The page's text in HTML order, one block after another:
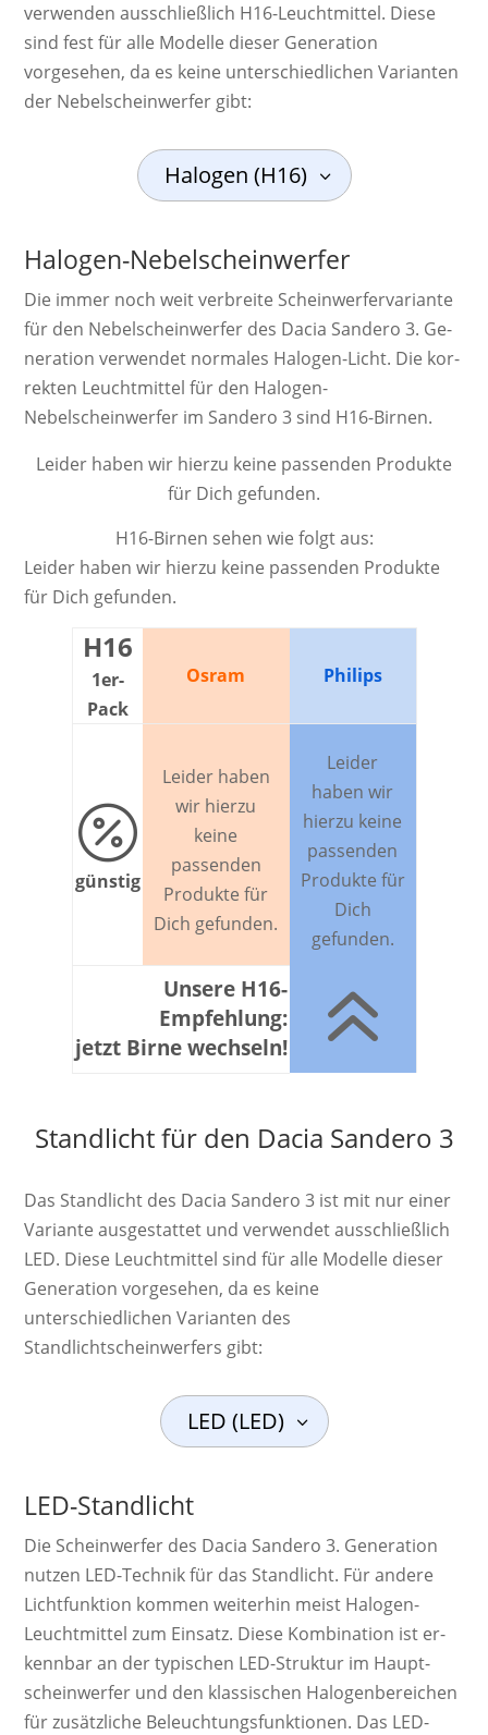
verwenden ausschließlich H16-Leuchtmittel. Diese
sind fest für alle Modelle dieser Generation
vorgesehen, da es keine unterschiedlichen Varianten
der Nebelscheinwerfer gibt:
Halogen (H16)
Halogen-Nebelscheinwerfer
Die immer noch weit ver­breite Schein­werf­er­va­ri­ante
für den Nebelscheinwerfer des Dacia Sandero 3. Ge­
ne­ra­ti­on ver­wendet nor­ma­les Ha­lo­gen-Licht. Die kor­
rek­ten Leucht­mittel für den Halogen-
Nebelscheinwerfer im Sandero 3 sind H16-Birnen.
Leider haben wir hierzu keine passenden Produkte
für Dich gefunden.
H16-Birnen sehen wie folgt aus:
Leider haben wir hierzu keine passenden Produkte
für Dich gefunden.
H16
1er-
Pack
Osram Philips

günstig
Leider haben
wir hierzu
keine
passenden
Produkte für
Dich gefunden.
Leider
haben wir
hierzu keine
passenden
Produkte für
Dich
gefunden.
Unsere H16-
Empfehlung:
jetzt Birne wechseln!
6
Standlicht für den Dacia Sandero 3
Das Standlicht des Dacia Sandero 3 ist mit nur einer
Variante ausgestattet und verwendet ausschließlich
LED. Diese Leuchtmittel sind für alle Modelle dieser
Generation vorgesehen, da es keine
unterschiedlichen Varianten des
Standlichtscheinwerfers gibt:
LED (LED)
LED-Standlicht
Die Schein­werf­er des Dacia Sandero 3. Ge­ne­ra­ti­on
nutzen LED-Technik für das Standlicht. Für andere
Licht­funk­tion kom­men wei­ter­hin meist Ha­lo­gen-
Leucht­mittel zum Ein­satz. Diese Kom­bi­na­tion ist er­
kenn­bar an der ty­pi­schen LED-Struktur im Haupt­
schein­werfer und den klas­sisch­en Ha­lo­gen­be­reich­en
für zu­sätz­liche Be­leucht­ungs­funk­tion­en. Das LED-